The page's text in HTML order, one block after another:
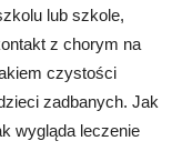
lub szkole,
z chorym na
czystości
zadbanych. Jak
wygląda leczenie